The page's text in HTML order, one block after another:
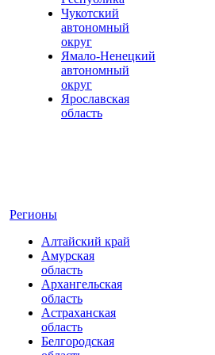
Чукотский
автономный
округ
Ямало-Ненецкий
автономный
округ
Ярославская
область
Регионы
Алтайский край
Амурская
область
Архангельская
область
Астраханская
область
Белгородская